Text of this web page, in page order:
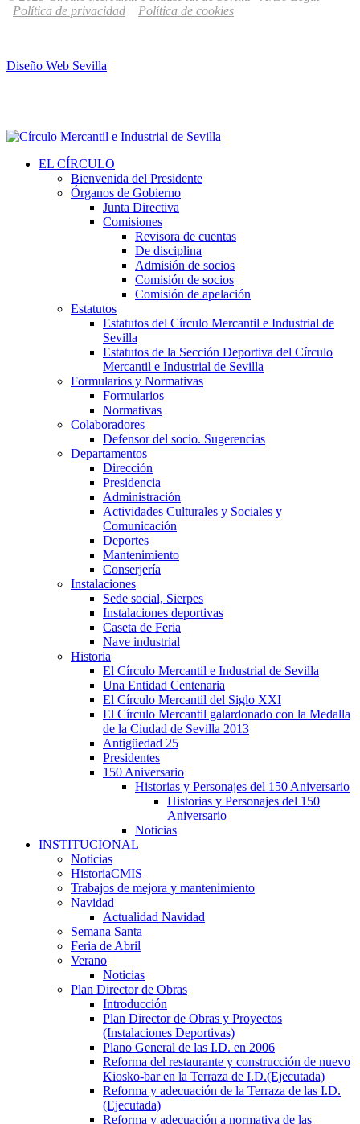
Política de privacidad
Política de cookies
Diseño Web Sevilla
EL CÍRCULO
Bienvenida del Presidente
Órganos de Gobierno
Junta Directiva
Comisiones
Revisora de cuentas
De disciplina
Admisión de socios
Comisión de socios
Comisión de apelación
Estatutos
Estatutos del Círculo Mercantil e Industrial de
Sevilla
Estatutos de la Sección Deportiva del Círculo
Mercantil e Industrial de Sevilla
Formularios y Normativas
Formularios
Normativas
Colaboradores
Defensor del socio. Sugerencias
Departamentos
Dirección
Presidencia
Administración
Actividades Culturales y Sociales y
Comunicación
Deportes
Mantenimiento
Conserjería
Instalaciones
Sede social, Sierpes
Instalaciones deportivas
Caseta de Feria
Nave industrial
Historia
El Círculo Mercantil e Industrial de Sevilla
Una Entidad Centenaria
El Círculo Mercantil del Siglo XXI
El Círculo Mercantil galardonado con la Medalla
de la Ciudad de Sevilla 2013
Antigüedad 25
Presidentes
150 Aniversario
Historias y Personajes del 150 Aniversario
Historias y Personajes del 150
Aniversario
Noticias
INSTITUCIONAL
Noticias
HistoriaCMIS
Trabajos de mejora y mantenimiento
Navidad
Actualidad Navidad
Semana Santa
Feria de Abril
Verano
Noticias
Plan Director de Obras
Introducción
Plan Director de Obras y Proyectos
(Instalaciones Deportivas)
Plano General de las I.D. en 2006
Reforma del restaurante y construcción de nuevo
Kiosko-bar en la Terraza de I.D.(Ejecutada)
Reforma y adecuación de la Terraza de las I.D.
(Ejecutada)
Reforma y adecuación a normativa de las